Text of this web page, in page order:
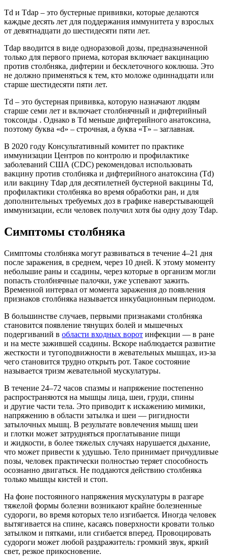
Td и Tdap – это бустерные прививки, которые делаются
каждые десять лет для поддержания иммунитета у взрослых
от девятнадцати до шестидесяти пяти лет.
Tdap вводится в виде одноразовой дозы, предназначенной
только для первого приема, которая включает вакцинацию
против столбняка, дифтерии и бесклеточного коклюша. Это
не должно применяться к тем, кто моложе одиннадцати или
старше шестидесяти пяти лет.
Td – это бустерная прививка, которую назначают людям
старше семи лет и включает столбнячный и дифтерийный
токсоиды . Однако в Td меньше дифтерийного анатоксина,
поэтому буква «d» – строчная, а буква «T» – заглавная.
В 2020 году Консультативный комитет по практике
иммунизации Центров по контролю и профилактике
заболеваний США (CDC) рекомендовал использовать
вакцину против столбняка и дифтерийного анатоксина (Td)
или вакцину Tdap для десятилетней бустерной вакцины Td,
профилактики столбняка во время обработки ран, и для
дополнительных требуемых доз в графике наверстывающей
иммунизации, если человек получил хотя бы одну дозу Tdap.
Симптомы столбняка
Симптомы столбняка могут развиваться в течение 4–21 дня
после заражения, в среднем, через 10 дней. К этому моменту
небольшие раны и ссадины, через которые в организм могли
попасть столбнячные палочки, уже успевают зажить.
Временной интервал от момента заражения до появления
признаков столбняка называется инкубационным периодом.
В большинстве случаев, первыми признаками столбняка
становится появление тянущих болей и мышечных
подергиваний в области входных ворот инфекции — в ране
и на месте зажившей ссадины. Вскоре наблюдается развитие
жесткости и тугоподвижности в жевательных мышцах, из-за
чего становится трудно открыть рот. Такое состояние
называется тризм жевательной мускулатуры.
В течение 24–72 часов спазмы и напряжение постепенно
распространяются на мышцы лица, шеи, груди, спины
и другие части тела. Это приводит к искажению мимики,
напряжению в области затылка и шеи — ригидности
затылочных мышц. В результате вовлечения мышц шеи
и глотки может затрудняться проглатывание пищи
и жидкости, в более тяжелых случаях нарушается дыхание,
что может привести к удушью. Тело принимает причудливые
позы, человек практически полностью теряет способность
осознанно двигаться. Не поддаются действию столбняка
только мышцы кистей и стоп.
На фоне постоянного напряжения мускулатуры в разгаре
тяжелой формы болезни возникают крайне болезненные
судороги, во время которых тело изгибается. Иногда человек
вытягивается на спине, касаясь поверхности кровати только
затылком и пятками, или сгибается вперед. Провоцировать
судороги может любой раздражитель: громкий звук, яркий
свет, резкое прикосновение.